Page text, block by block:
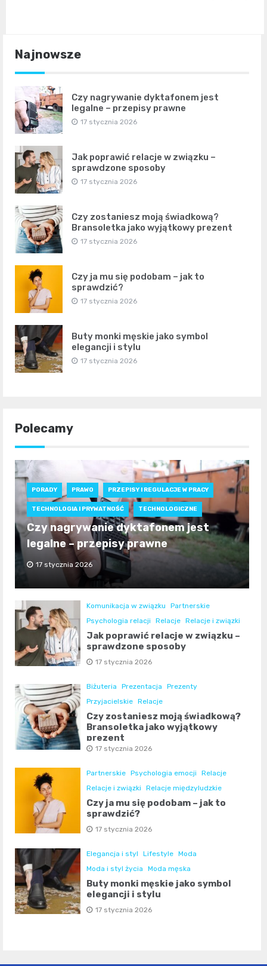
Najnowsze
Czy nagrywanie dyktafonem jest
legalne – przepisy prawne
17 stycznia 2026
Jak poprawić relacje w związku –
sprawdzone sposoby
17 stycznia 2026
Czy zostaniesz moją świadkową?
Bransoletka jako wyjątkowy prezent
17 stycznia 2026
Czy ja mu się podobam – jak to
sprawdzić?
17 stycznia 2026
Buty monki męskie jako symbol
elegancji i stylu
17 stycznia 2026
Polecamy
PORADY PRAWO PRZEPISY I REGULACJE W PRACY
TECHNOLOGIA I PRYWATNOŚĆ TECHNOLOGICZNE
Czy nagrywanie dyktafonem jest
legalne – przepisy prawne
17 stycznia 2026
Komunikacja w związku
Partnerskie
Psychologia relacji
Relacje Relacje i związki
Jak poprawić relacje w związku –
sprawdzone sposoby
17 stycznia 2026
Biżuteria Prezentacja
Prezenty
Przyjacielskie Relacje
Czy zostaniesz moją świadkową?
Bransoletka jako wyjątkowy
prezent
17 stycznia 2026
Partnerskie Psychologia emocji
Relacje
Relacje i związki
Relacje międzyludzkie
Czy ja mu się podobam – jak to
sprawdzić?
17 stycznia 2026
Elegancja i styl Lifestyle Moda
Moda i styl życia
Moda męska
Buty monki męskie jako symbol
elegancji i stylu
17 stycznia 2026